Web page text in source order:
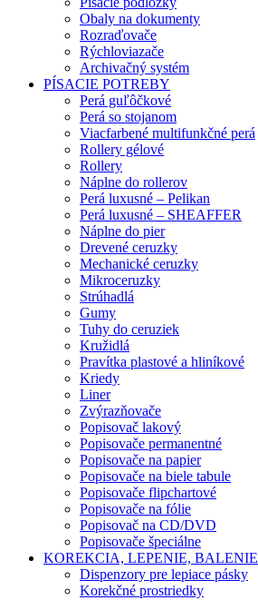
Obaly na dokumenty
Rozraďovače
Rýchloviazače
Archivačný systém
PÍSACIE POTREBY
Perá guľôčkové
Perá so stojanom
Viacfarbené multifunkčné perá
Rollery gélové
Rollery
Náplne do rollerov
Perá luxusné – Pelikan
Perá luxusné – SHEAFFER
Náplne do pier
Drevené ceruzky
Mechanické ceruzky
Mikroceruzky
Strúhadlá
Gumy
Tuhy do ceruziek
Kružidlá
Pravítka plastové a hliníkové
Kriedy
Liner
Zvýrazňovače
Popisovač lakový
Popisovače permanentné
Popisovače na papier
Popisovače na biele tabule
Popisovače flipchartové
Popisovače na fólie
Popisovač na CD/DVD
Popisovače špeciálne
KOREKCIA, LEPENIE, BALENIE
Dispenzory pre lepiace pásky
Korekčné prostriedky